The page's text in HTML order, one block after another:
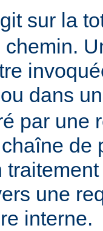
sur la
ou dans
par une
de
une
interne.